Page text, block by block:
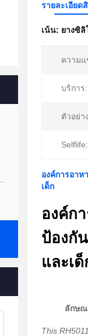
รายละเอียด
เน้น: ยางซิ
ความแ
บริการ:
ตัวอย่า
Selflife:
องค์การอาห
เด็ก
องค์ก
ป้องกั
และเด็
ลักษณ
This